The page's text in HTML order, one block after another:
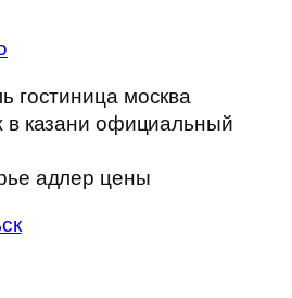
гостиница москва
в казани официальный
адлер цены